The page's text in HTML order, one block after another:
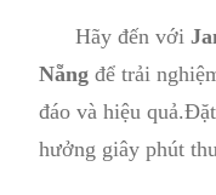
Hãy đến với
Nẵng để trải
đáo và hiệu
hưởng giây phút